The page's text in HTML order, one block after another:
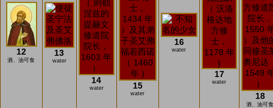
12
酒、油可食
13
water
14
water 15
water
16
water
17
water
18
酒、油可